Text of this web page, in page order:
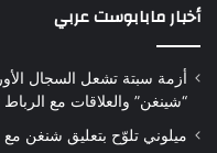
أخبار مابابوست عربي
أزمة سبتة تشعل السجال
“شينغن” والعلاقات مع الرباط
ميلوني تلوّح بتعليق شنغن مع